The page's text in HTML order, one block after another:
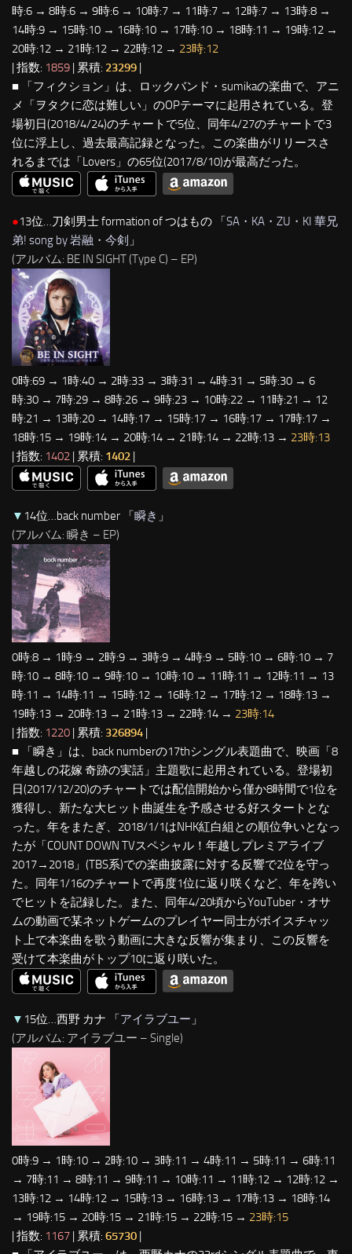
時:6 → 8時:6 → 9時:6 → 10時:7 → 11時:7 → 12時:7 → 13時:8 →
14時:9 → 15時:10 → 16時:10 → 17時:10 → 18時:11 → 19時:12 →
20時:12 → 21時:12 → 22時:12 → 23時:12
| 指数: 1859 | 累積: 23299 |
■ 「フィクション」は、ロックバンド・sumikaの楽曲で、アニ
メ「ヲタクに恋は難しい」のOPテーマに起用されている。登
場初日(2018/4/24)のチャートで5位、同年4/27のチャートで3
位に浮上し、過去最高記録となった。この楽曲がリリースさ
れるまでは「Lovers」の65位(2017/8/10)が最高だった。
●13位…刀剣男士 formation of つはもの 「SA・KA・ZU・KI 華兄
弟! song by 岩融・今剣 」
(アルバム: BE IN SIGHT (Type C) – EP)
0時:69 → 1時:40 → 2時:33 → 3時:31 → 4時:31 → 5時:30 → 6
時:30 → 7時:29 → 8時:26 → 9時:23 → 10時:22 → 11時:21 → 12
時:21 → 13時:20 → 14時:17 → 15時:17 → 16時:17 → 17時:17 →
18時:15 → 19時:14 → 20時:14 → 21時:14 → 22時:13 → 23時:13
| 指数: 1402 | 累積: 1402 |
▼ 14位…back number 「 瞬き 」
(アルバム: 瞬き – EP)
0時:8 → 1時:9 → 2時:9 → 3時:9 → 4時:9 → 5時:10 → 6時:10 → 7
時:10 → 8時:10 → 9時:10 → 10時:10 → 11時:11 → 12時:11 → 13
時:11 → 14時:11 → 15時:12 → 16時:12 → 17時:12 → 18時:13 →
19時:13 → 20時:13 → 21時:13 → 22時:14 → 23時:14
| 指数: 1220 | 累積: 326894
■ 「瞬き」は、back numberの17thシングル表題曲で、映画「8
年越しの花嫁 奇跡の実話」主題歌に起用されている。登場初
日(2017/12/20)のチャートでは配信開始から僅か8時間で1位を
獲得し、新たな大ヒット曲誕生を予感させる好スタートとな
った。年をまたぎ、2018/1/1はNHK紅白組との順位争いとなっ
たが「COUNT DOWN TVスペシャル！年越しプレミアライブ
2017→2018」(TBS系)での楽曲披露に対する反響で2位を守っ
た。同年1/16のチャートで再度1位に返り咲くなど、年を跨い
でヒットを記録した。また、同年4/20頃からYouTuber・オサ
ムの動画で某ネットゲームのプレイヤー同士がボイスチャッ
ト上で本楽曲を歌う動画に大きな反響が集まり、この反響を
受けて本楽曲がトップ10に返り咲いた。
▼ 15位…西野 カナ 「アイラブユー 」
(アルバム: アイラブユー – Single)
0時:9 → 1時:10 → 2時:10 → 3時:11 → 4時:11 → 5時:11 → 6時:11
→ 7時:11 → 8時:11 → 9時:11 → 10時:11 → 11時:12 → 12時:12 →
13時:12 → 14時:12 → 15時:13 → 16時:13 → 17時:13 → 18時:14
→ 19時:15 → 20時:15 → 21時:15 → 22時:15 → 23時:15
| 指数: 1167 | 累積: 65730 |